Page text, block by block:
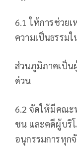
6.1 ให้การช่วย
ความเป็นธรรมใ
ส่วนภูมิภาคเป็น
ด่วน
6.2 จัดให้มีคณะ
ชน และคดีผู้บริ
อนุกรรมการทุก